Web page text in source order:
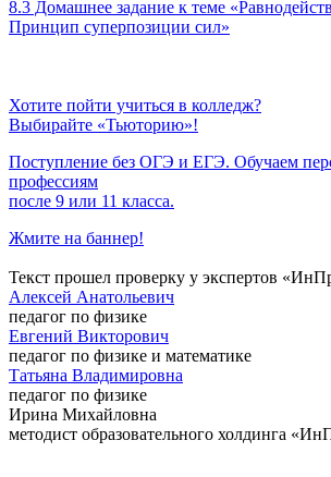
8.3 Домашнее задание к теме
Принцип суперпозиции сил»
Хотите пойти учиться в колледж?
Выбирайте «Тьюторию»!
Поступление без ОГЭ и ЕГЭ. Обучаем
профессиям
после 9 или 11 класса.
Жмите на баннер!
Текст прошел проверку у экспертов
Алексей Анатольевич
педагог по физике
Евгений Викторович
педагог по физике и математике
Татьяна Владимировна
педагог по физике
Ирина Михайловна
методист образовательного холдинга